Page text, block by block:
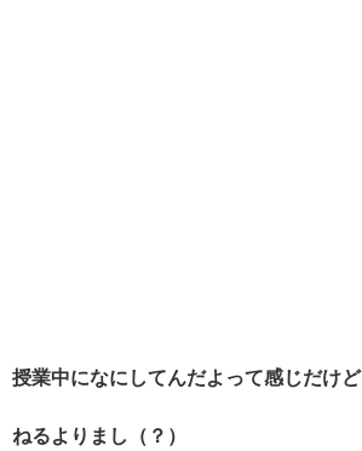
授業中になにしてんだよって感じだけど
ねるよりまし（？）